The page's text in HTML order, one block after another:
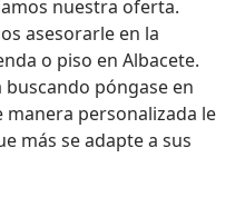
nuestra oferta.
asesorarle en la
o piso en Albacete.
póngase en
personalizada le
más se adapte a sus